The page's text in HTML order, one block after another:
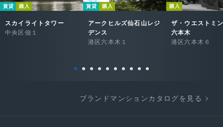
賃貸 購入
スカイライトタワー
中央区佃１
賃貸 購入
アークヒルズ仙石山レジ
デンス
港区六本木１
購入
ザ・ウエストミ
六本木
港区六本木６
ブランドマンションカタログを見る